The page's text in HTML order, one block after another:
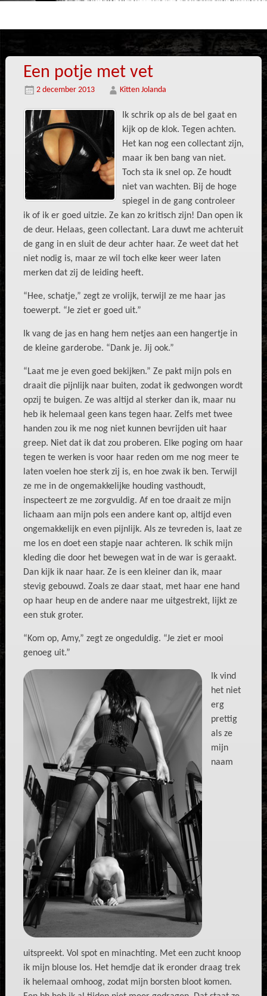
Een potje met vet
2 december 2013 Kitten Jolanda
Ik schrik op als de bel gaat en
kijk op de klok. Tegen achten.
Het kan nog een collectant zijn,
maar ik ben bang van niet.
Toch sta ik snel op. Ze houdt
niet van wachten. Bij de hoge
spiegel in de gang controleer
ik of ik er goed uitzie. Ze kan zo kritisch zijn! Dan open ik
de deur. Helaas, geen collectant. Lara duwt me achteruit
de gang in en sluit de deur achter haar. Ze weet dat het
niet nodig is, maar ze wil toch elke keer weer laten
merken dat zij de leiding heeft.
“Hee, schatje,” zegt ze vrolijk, terwijl ze me haar jas
toewerpt. “Je ziet er goed uit.”
Ik vang de jas en hang hem netjes aan een hangertje in
de kleine garderobe. “Dank je. Jij ook.”
“Laat me je even goed bekijken.” Ze pakt mijn pols en
draait die pijnlijk naar buiten, zodat ik gedwongen wordt
opzij te buigen. Ze was altijd al sterker dan ik, maar nu
heb ik helemaal geen kans tegen haar. Zelfs met twee
handen zou ik me nog niet kunnen bevrijden uit haar
greep. Niet dat ik dat zou proberen. Elke poging om haar
tegen te werken is voor haar reden om me nog meer te
laten voelen hoe sterk zij is, en hoe zwak ik ben. Terwijl
ze me in de ongemakkelijke houding vasthoudt,
inspecteert ze me zorgvuldig. Af en toe draait ze mijn
lichaam aan mijn pols een andere kant op, altijd even
ongemakkelijk en even pijnlijk. Als ze tevreden is, laat ze
me los en doet een stapje naar achteren. Ik schik mijn
kleding die door het bewegen wat in de war is geraakt.
Dan kijk ik naar haar. Ze is een kleiner dan ik, maar
stevig gebouwd. Zoals ze daar staat, met haar ene hand
op haar heup en de andere naar me uitgestrekt, lijkt ze
een stuk groter.
“Kom op, Amy,” zegt ze ongeduldig. “Je ziet er mooi
genoeg uit.”
Ik vind
het niet
erg
prettig
als ze
mijn
naam
uitspreekt. Vol spot en minachting. Met een zucht knoop
ik mijn blouse los. Het hemdje dat ik eronder draag trek
ik helemaal omhoog, zodat mijn borsten bloot komen.